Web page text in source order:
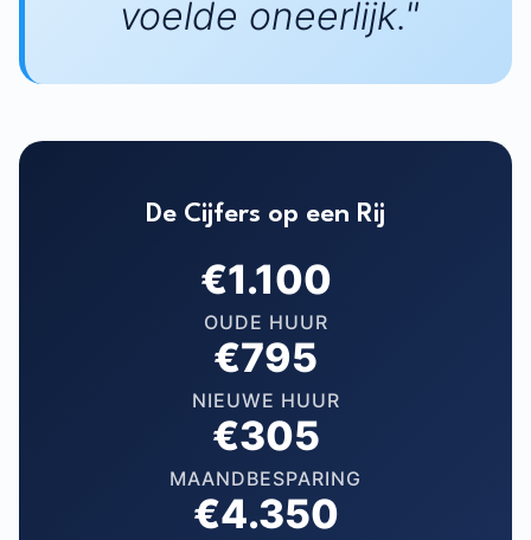
voelde oneerlijk."
De Cijfers op een Rij
€1.100
OUDE HUUR
€795
NIEUWE HUUR
€305
MAANDBESPARING
€4.350